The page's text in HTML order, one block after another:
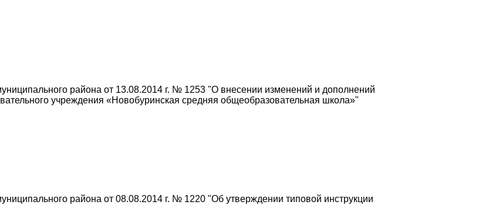
района от 13.08.2014 г. № 1253 "О внесении изменений и дополнений
учреждения «Новобуринская средняя общеобразовательная школа»"
района от 08.08.2014 г. № 1220 "Об утверждении типовой инструкции